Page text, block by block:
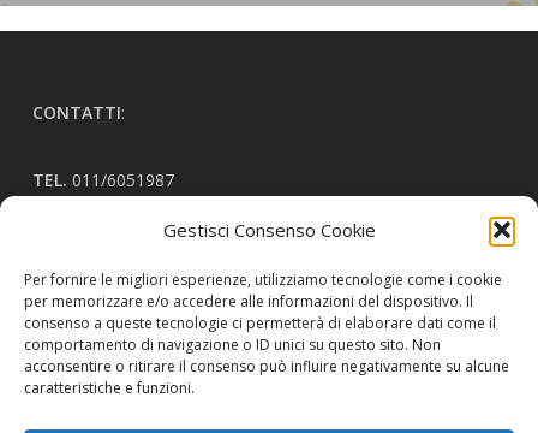
Gestisci Consenso Cookie
Per fornire le migliori esperienze, utilizziamo tecnologie come i cookie
per memorizzare e/o accedere alle informazioni del dispositivo. Il
consenso a queste tecnologie ci permetterà di elaborare dati come il
comportamento di navigazione o ID unici su questo sito. Non
acconsentire o ritirare il consenso può influire negativamente su alcune
caratteristiche e funzioni.
CONTATTI:
TEL. 011/6051987
ORARI:
Martedì: 16:00 - 18:00
Giovedì: 16:00 - 19:00